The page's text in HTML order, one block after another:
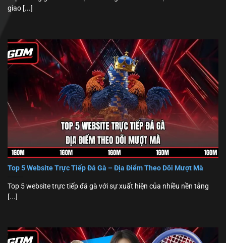
giao [...]
Top 5 Website Trực Tiếp Đá Gà – Địa Điểm Theo Dõi Mượt Mà
Top 5 website trực tiếp đá gà với sự xuất hiện của nhiều nền tảng
[...]